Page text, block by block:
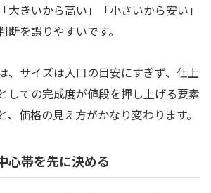
大きいから高い」「小さいから安い」
断を誤りやすいです。
、サイズは入口の目安にすぎず、仕上
しての完成度が値段を押し上げる要素
、価格の見え方がかなり変わります。
心帯を先に決める